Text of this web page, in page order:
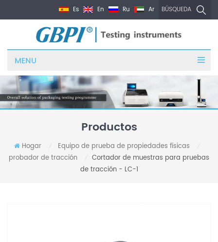
BÚSQUEDA
Es En Ru Ar
MENU
Productos
Hogar Equipo de prueba de propiedades físicas
probador de tracción
Cortador de muestras para pruebas
de tracción - LC-1